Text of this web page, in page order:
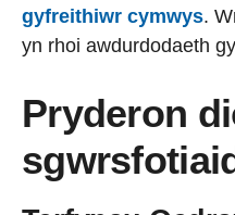
gyfreithiwr cymwys.
yn rhoi awdurdodaeth
Pryderon